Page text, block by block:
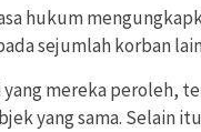
hukum
sejumlah korban
mereka peroleh,
yang sama. Selain